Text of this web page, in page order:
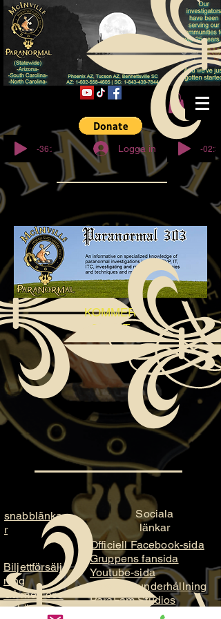
© Copyright
-36:27 Logga in -02:32
KOMMER
SNART
snabblänka
r
Biljettförsälj
ning
Gå med oss
Behövs
Sociala
länkar
Officiell Facebook-sida
Gruppens fansida
Youtube-sida
ParaFam underhållning
ParaFam Studios